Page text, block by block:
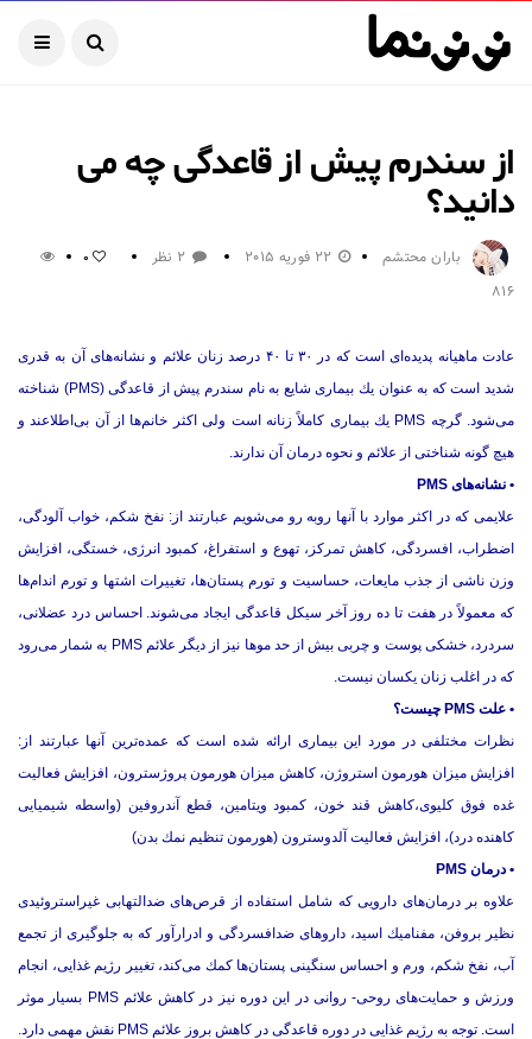
از سندرم پیش از قاعدگی چه می
دانید؟
باران محتشم 22 فوریه 2015 2 نظر 0
816
عادت ماهیانه پدیده‌ای است كه در ۳۰ تا ۴۰ درصد زنان علائم و نشانه‌های آن به قدری
شدید است كه به عنوان یك بیماری شایع به نام سندرم پیش از قاعدگی (PMS) شناخته
می‌شود. گرچه PMS یك بیماری كاملاً زنانه است ولی اكثر خانم‌ها از آن بی‌اطلاعند و
هیچ گونه شناختی از علائم و نحوه درمان آن ندارند.
• نشانه‌های PMS
علایمی كه در اكثر موارد با آنها روبه رو می‌شویم عبارتند از: نفخ شكم، خواب آلودگی،
اضطراب، افسردگی، كاهش تمركز، تهوع و استفراغ، كمبود انرژی، خستگی، افزایش
وزن ناشی از جذب مایعات، حساسیت و تورم پستان‌ها، تغییرات اشتها و تورم اندام‌ها
كه معمولاً در هفت تا ده روز آخر سیكل قاعدگی ایجاد می‌شوند. احساس درد عضلانی،
سردرد، خشكی پوست و چربی بیش از حد موها نیز از دیگر علائم PMS به شمار می‌رود
كه در اغلب زنان یكسان نیست.
• علت PMS چیست؟
نظرات مختلفی در مورد این بیماری ارائه شده است كه عمده‌ترین آنها عبارتند از:
افزایش میزان هورمون استروژن، كاهش میزان هورمون پروژسترون، افزایش فعالیت
غده فوق كلیوی،كاهش قند خون، كمبود ویتامین، قطع آندروفین (واسطه شیمیایی
كاهنده درد)، افزایش فعالیت آلدوسترون (هورمون تنظیم نمك بدن)
• درمان PMS
علاوه بر درمان‌های دارویی كه شامل استفاده از قرص‌های ضدالتهابی غیراستروئیدی
نظیر بروفن، مفنامیك اسید، داروهای ضدافسردگی و ادرارآور كه به جلوگیری از تجمع
آب، نفخ شكم، ورم و احساس سنگینی پستان‌ها كمك می‌كند، تغییر رژیم غذایی، انجام
ورزش و حمایت‌های روحی- روانی در این دوره نیز در كاهش علائم PMS بسیار موثر
است. توجه به رژیم غذایی در دوره قاعدگی در كاهش بروز علائم PMS نقش مهمی دارد.